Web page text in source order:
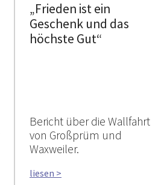
„Frieden ist ein
Geschenk und das
höchste Gut“
Bericht über die Wallfahrt
von Großprüm und
Waxweiler.
liesen >